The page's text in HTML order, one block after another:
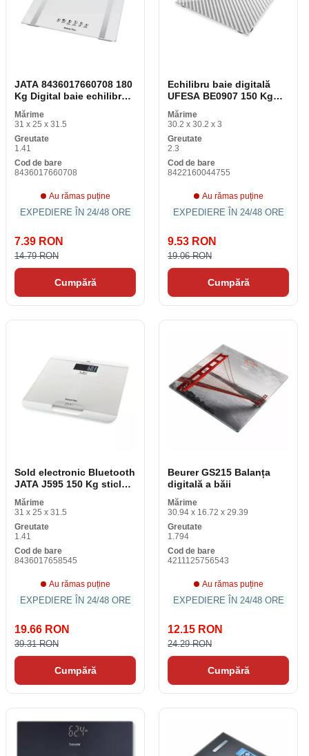
JATA 8436017660708 180
Kg Digital baie echilibru
oțel alb
Mărime
31 x 25 x 31.5
Greutate
1.41
Cod de bare
8436017660708
Au rămas puține
EXPEDIERE ÎN 24/48 ORE
7.39 RON
14.79 RON
Cumpără
Echilibru baie digitală
UFESA BE0907 150 Kg
Oțel inoxidabil 29 x 28 cm
Mărime
30.2 x 30.2 x 3
Greutate
2.3
Cod de bare
8422160044755
Au rămas puține
EXPEDIERE ÎN 24/48 ORE
9.53 RON
19.06 RON
Cumpără
Sold electronic Bluetooth
JATA J595 150 Kg sticlă
albă
Mărime
31 x 25 x 31.5
Greutate
1.41
Cod de bare
8436017658545
Au rămas puține
EXPEDIERE ÎN 24/48 ORE
19.66 RON
39.31 RON
Cumpără
Beurer GS215 Balanța
digitală a băii
Mărime
30.94 x 16.72 x 29.39
Greutate
1.794
Cod de bare
4211125756543
Au rămas puține
EXPEDIERE ÎN 24/48 ORE
12.15 RON
24.29 RON
Cumpără